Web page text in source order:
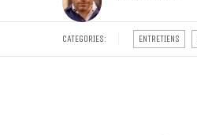
CATEGORIES: ENTRETIENS